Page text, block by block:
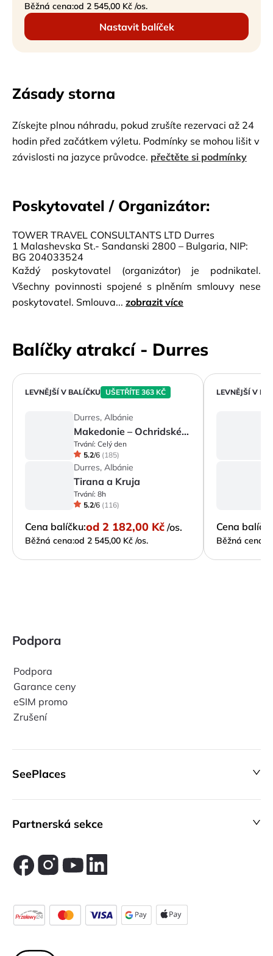
Běžná cena:od 2 545,00 Kč /os.
Nastavit balíček
Zásady storna
Získejte plnou náhradu, pokud zrušíte rezervaci až 24
hodin před začátkem výletu. Podmínky se mohou lišit v
závislosti na jazyce průvodce. přečtěte si podmínky
Poskytovatel / Organizátor:
TOWER TRAVEL CONSULTANTS LTD Durres
1 Malashevska St.- Sandanski 2800 – Bulgaria, NIP:
BG 204033524
Každý poskytovatel (organizátor) je podnikatel.
Všechny povinnosti spojené s plněním smlouvy nese
poskytovatel. Smlouva... zobrazit více
Balíčky atrakcí - Durres
LEVNĚJŠÍ V BALÍČKU UŠETŘÍTE 363 KČ
Durres, Albánie
Makedonie – Ochridské jezero a město Ochrid
Trvání: Celý den
5.2/6 (185)
Durres, Albánie
Tirana a Kruja
Trvání: 8h
5.2/6 (116)
Cena balíčku:od 2 182,00 Kč /os.
Běžná cena:od 2 545,00 Kč /os.
LEVNĚJŠÍ V
Cena
Běžná cena:
Podpora
Podpora
Garance ceny
eSIM promo
Zrušení
SeePlaces
Partnerská sekce